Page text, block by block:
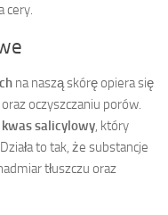
cery.
na naszą skórę opiera się
oczyszczaniu porów.
kwas salicylowy, który
to tak, że substancje
tłuszczu oraz